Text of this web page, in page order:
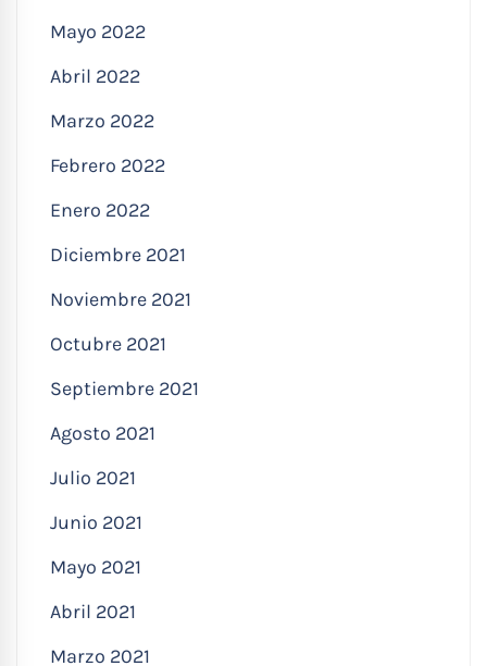
Mayo 2022
Abril 2022
Marzo 2022
Febrero 2022
Enero 2022
Diciembre 2021
Noviembre 2021
Octubre 2021
Septiembre 2021
Agosto 2021
Julio 2021
Junio 2021
Mayo 2021
Abril 2021
Marzo 2021